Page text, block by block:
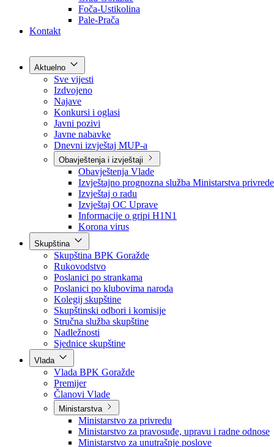
Općine
Kontakt
Aktuelno
Sve vijesti
Izdvojeno
Najave
Konkursi i oglasi
Javni pozivi
Javne nabavke
Dnevni izvještaj MUP-a
Obavještenja i izvještaji
Obavještenja Vlade
Izvještajno prognozna služba Ministarstva privrede
Izvještaj o radu
Izvještaj OC Uprave
Informacije o gripi H1N1
Korona virus
Skupština
Skupština BPK Goražde
Rukovodstvo
Poslanici po strankama
Poslanici po klubovima naroda
Kolegij skupštine
Skupštinski odbori i komisije
Stručna služba skupštine
Nadležnosti
Sjednice skupštine
Vlada
Vlada BPK Goražde
Premijer
Članovi Vlade
Ministarstva